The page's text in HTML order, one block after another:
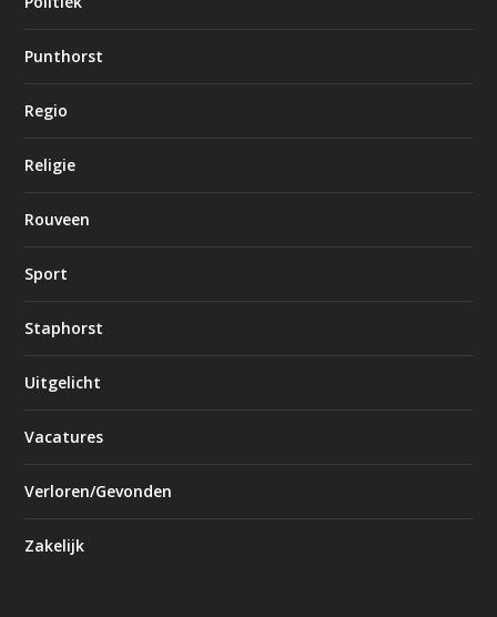
Punthorst
Regio
Religie
Rouveen
Sport
Staphorst
Uitgelicht
Vacatures
Verloren/Gevonden
Zakelijk